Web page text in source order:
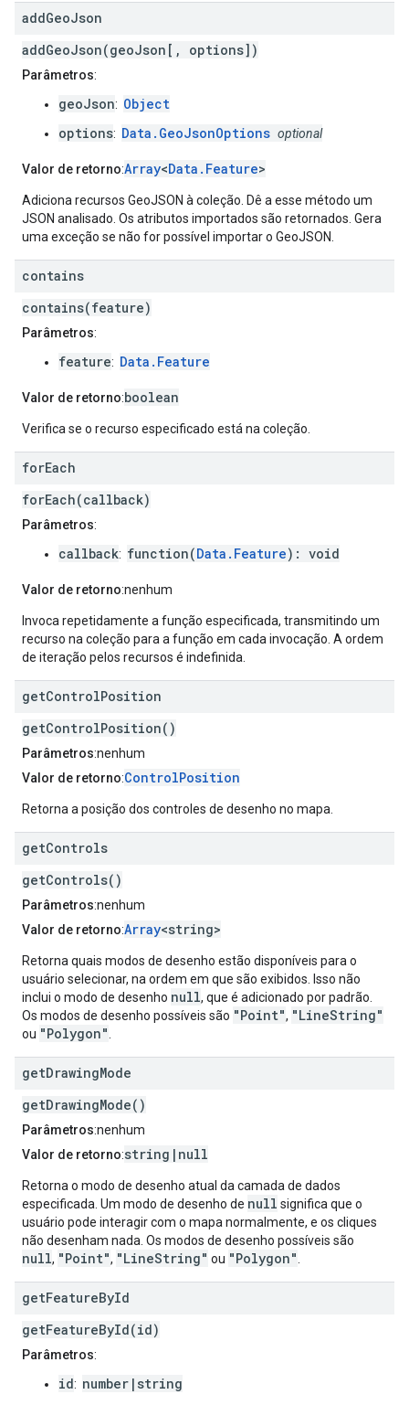
addGeoJson
addGeoJson(geoJson[, options])
Parâmetros:
geoJson: Object
options: Data.GeoJsonOptions optional
Valor de retorno:Array<Data.Feature>
Adiciona recursos GeoJSON à coleção. Dê a esse método um
JSON analisado. Os atributos importados são retornados. Gera
uma exceção se não for possível importar o GeoJSON.
contains
contains(feature)
Parâmetros:
feature: Data.Feature
Valor de retorno:boolean
Verifica se o recurso especificado está na coleção.
forEach
forEach(callback)
Parâmetros:
callback: function(Data.Feature): void
Valor de retorno:nenhum
Invoca repetidamente a função especificada, transmitindo um
recurso na coleção para a função em cada invocação. A ordem
de iteração pelos recursos é indefinida.
getControlPosition
getControlPosition()
Parâmetros:nenhum
Valor de retorno:ControlPosition
Retorna a posição dos controles de desenho no mapa.
getControls
getControls()
Parâmetros:nenhum
Valor de retorno:Array<string>
Retorna quais modos de desenho estão disponíveis para o
usuário selecionar, na ordem em que são exibidos. Isso não
inclui o modo de desenho null, que é adicionado por padrão.
Os modos de desenho possíveis são "Point", "LineString"
ou "Polygon"
getDrawingMode
getDrawingMode()
Parâmetros:nenhum
Valor de retorno:string|null
Retorna o modo de desenho atual da camada de dados
especificada. Um modo de desenho de null significa que o
usuário pode interagir com o mapa normalmente, e os cliques
não desenham nada. Os modos de desenho possíveis são
null, "Point", "LineString" ou "Polygon"
getFeatureById
getFeatureById(id)
Parâmetros:
id: number|string